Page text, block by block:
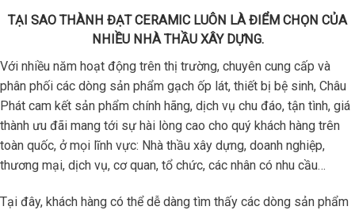
TẠI SAO THÀNH ĐẠT CERAMIC LUÔN LÀ ĐIỂM CHỌN CỦA
NHIỀU NHÀ THẦU XÂY DỰNG.
Với nhiều năm hoạt động trên thị trường, chuyên cung cấp và
phân phối các dòng sản phẩm gạch ốp lát, thiết bị bệ sinh, Châu
Phát cam kết sản phẩm chính hãng, dịch vụ chu đáo, tận tình, giá
thành ưu đãi mang tới sự hài lòng cao cho quý khách hàng trên
toàn quốc, ở mọi lĩnh vực: Nhà thầu xây dựng, doanh nghiệp,
thương mại, dịch vụ, cơ quan, tổ chức, các nhân có nhu cầu…
Tại đây, khách hàng có thể dễ dàng tìm thấy các dòng sản phẩm